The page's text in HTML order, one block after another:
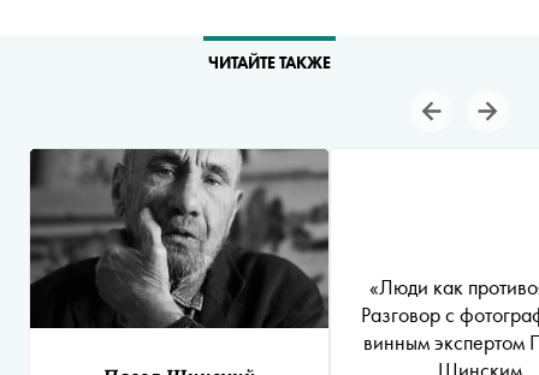
ЧИТАЙТЕ ТАКЖЕ
«Люди как
Разговор с
винным экспертом